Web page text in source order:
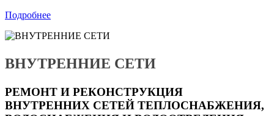
Подробнее
ВНУТРЕННИЕ СЕТИ
РЕМОНТ И РЕКОНСТРУКЦИЯ
ВНУТРЕННИХ СЕТЕЙ ТЕПЛОСНАБЖЕНИЯ,